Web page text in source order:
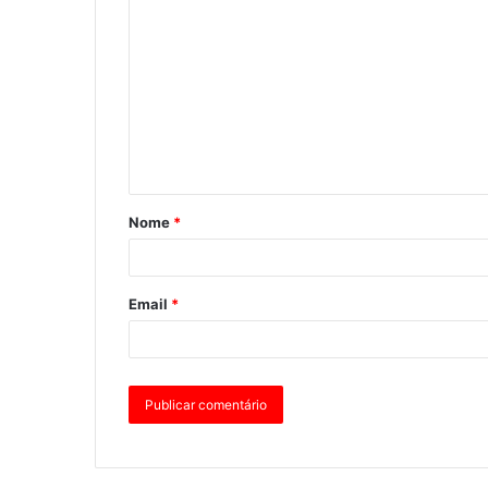
Nome *
Email *